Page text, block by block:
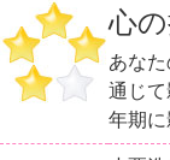
心の
あな
通じ
年期に